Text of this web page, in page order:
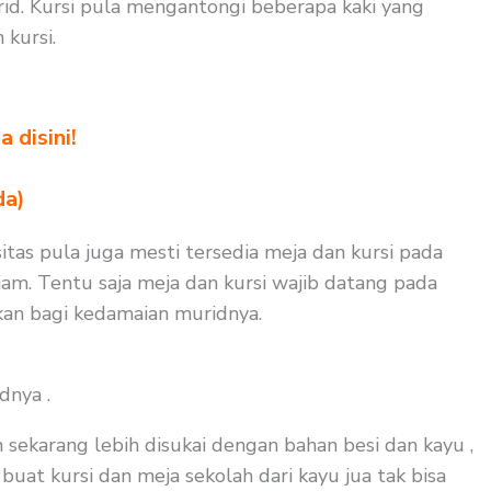
Kursi pula mengantongi beberapa kaki yang
kursi.
disini!
pula juga mesti tersedia meja dan kursi pada
Tentu saja meja dan kursi wajib datang pada
bagi kedamaian muridnya.
.
lebih disukai dengan bahan besi dan kayu ,
kursi dan meja sekolah dari kayu jua tak bisa